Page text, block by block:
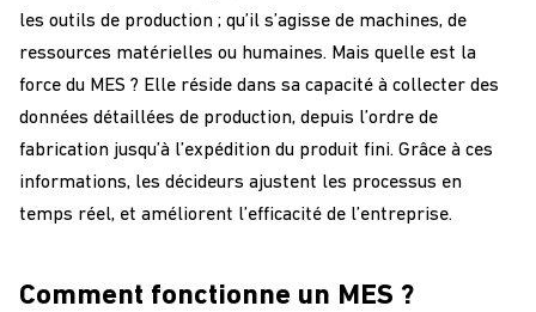
les outils de production ; qu’il s’agisse de machines, de
ressources matérielles ou humaines. Mais quelle est la
force du MES ? Elle réside dans sa capacité à collecter des
données détaillées de production, depuis l’ordre de
fabrication jusqu’à l’expédition du produit fini. Grâce à ces
informations, les décideurs ajustent les processus en
temps réel, et améliorent l’efficacité de l’entreprise.
Comment fonctionne un MES ?